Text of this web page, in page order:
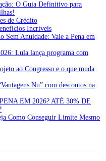
O Guia Definitivo para
de Crédito
Incríveis
Sem Anuidade: Vale a Pena em
Lula lança programa com
ao Congresso e o que muda
Nu” com descontos na
EM 2026? ATÉ 30% DE
Como Conseguir Limite Mesmo